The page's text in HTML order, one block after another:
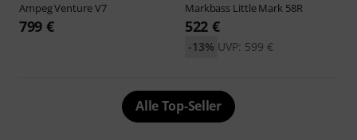
AmpegVenture V7
799 €
Markbass Little Mark 58R
522 €
UVP: 599 €
-13%
Alle Top-Seller